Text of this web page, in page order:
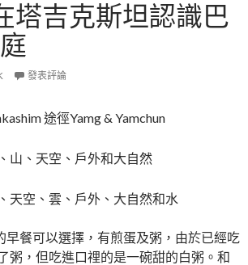
塔吉克斯坦認識巴
發表評論
途徑Yamg & Yamchun
早餐可以選擇，有煎蛋及粥，由於已經吃
粥，但吃進口𥚃的是一碗甜的白粥。和